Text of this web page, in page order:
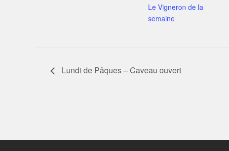
Le Vigneron de la
semaine
Lundi de Pâques – Caveau ouvert